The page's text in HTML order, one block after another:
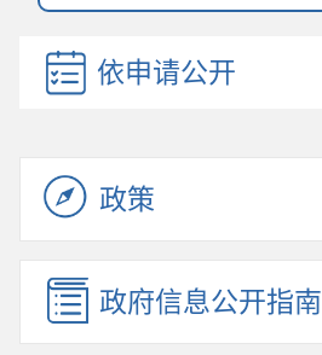
依申请公开
政策
政府信息公开指南